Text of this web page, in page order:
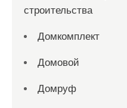
строительства
Домкомплект
Домовой
Домруф